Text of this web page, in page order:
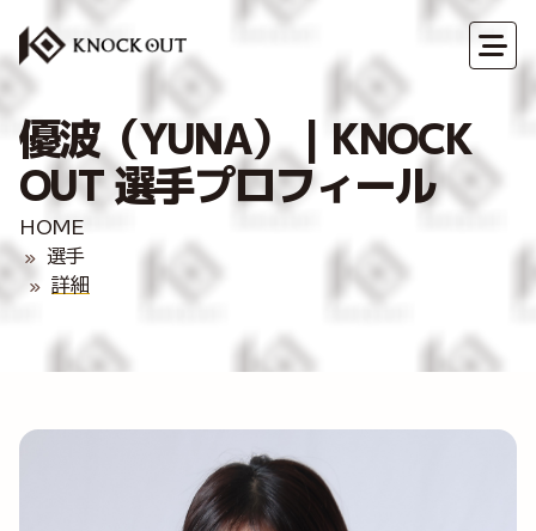
優波（YUNA）｜KNOCK
OUT 選手プロフィール
HOME
選手
詳細